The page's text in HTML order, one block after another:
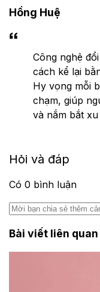
Hồng Huệ
Công nghệ
cách kể lại
Hy vọng mỗi
chạm, giúp
và nắm bắt
Hỏi và đáp
Có 0 bình luận
Bài viết liên quan